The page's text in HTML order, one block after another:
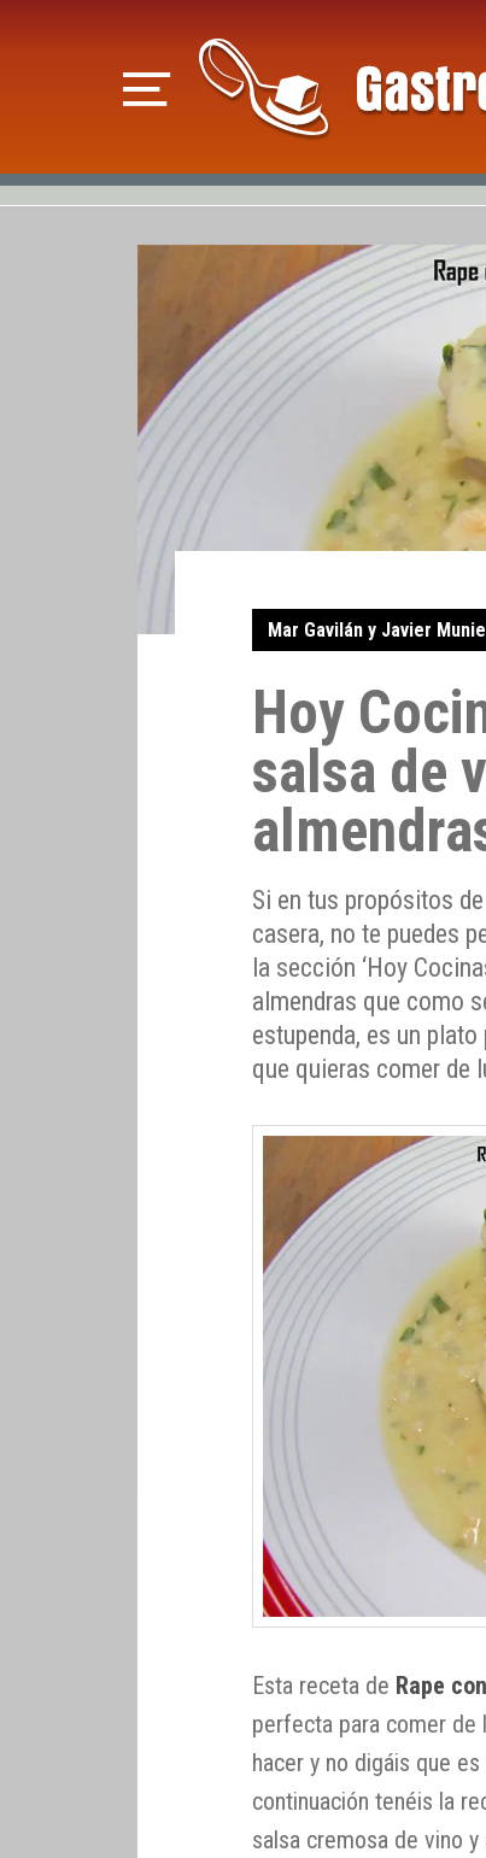
Mar Gavilán y Javier
Hoy
salsa de
Si en tus propósitos
casera, no te puedes
la sección ‘Hoy
almendras que como
estupenda, es un
que quieras comer de
Esta receta de Rape
perfecta para comer de
hacer y no digáis que
continuación tenéis la
salsa cremosa de vino